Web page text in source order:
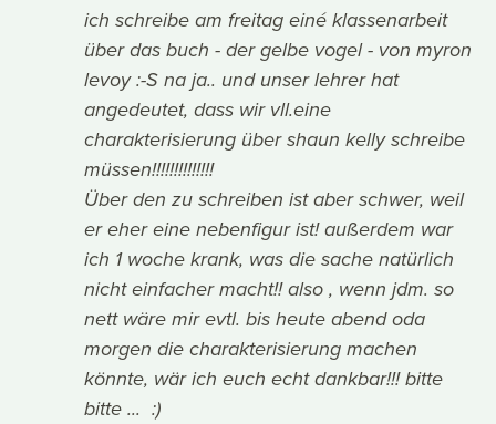
ich schreibe am freitag einé klassenarbeit
über das buch - der gelbe vogel - von myron
levoy :-S na ja.. und unser lehrer hat
angedeutet, dass wir vll.eine
charakterisierung über shaun kelly schreibe
müssen!!!!!!!!!!!!!!
Über den zu schreiben ist aber schwer, weil
er eher eine nebenfigur ist! außerdem war
ich 1 woche krank, was die sache natürlich
nicht einfacher macht!! also , wenn jdm. so
nett wäre mir evtl. bis heute abend oda
morgen die charakterisierung machen
könnte, wär ich euch echt dankbar!!! bitte
bitte ... :)